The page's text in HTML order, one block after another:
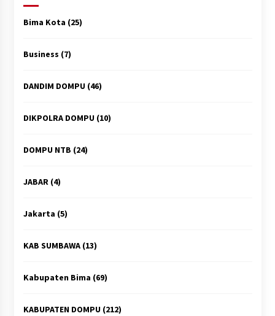
Bima Kota (25)
Business (7)
DANDIM DOMPU(46)
DIKPOLRA DOMPU(10)
DOMPU NTB (24)
JABAR(4)
Jakarta (5)
KAB SUMBAWA(13)
Kabupaten Bima (69)
KABUPATEN DOMPU(212)